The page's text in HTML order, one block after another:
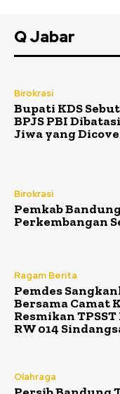
Q Jabar
Birokrasi
Bupati KDS
BPJS PBI
Jiwa yang
Birokrasi
Pemkab
Perkembangan
Ragam Berita
Pemdes
Bersama Camat
Resmikan TPSST
RW 014
Olahraga